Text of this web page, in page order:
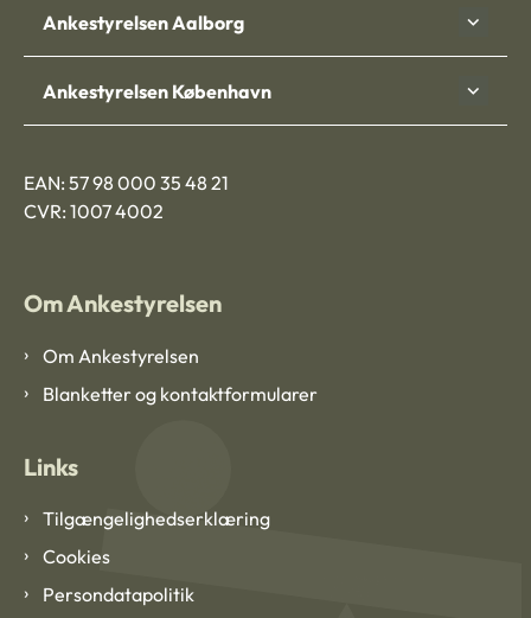
Ankestyrelsen Aalborg
Ankestyrelsen København
EAN: 57 98 000 35 48 21
CVR: 1007 4002
Om Ankestyrelsen
Om Ankestyrelsen
Blanketter og kontaktformularer
Links
Tilgængelighedserklæring
Cookies
Persondatapolitik